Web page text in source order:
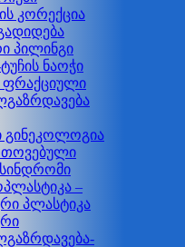
კორექცია
პილინგი
ნაოჭი
გინეკოლოგია
–
პლასტიკა